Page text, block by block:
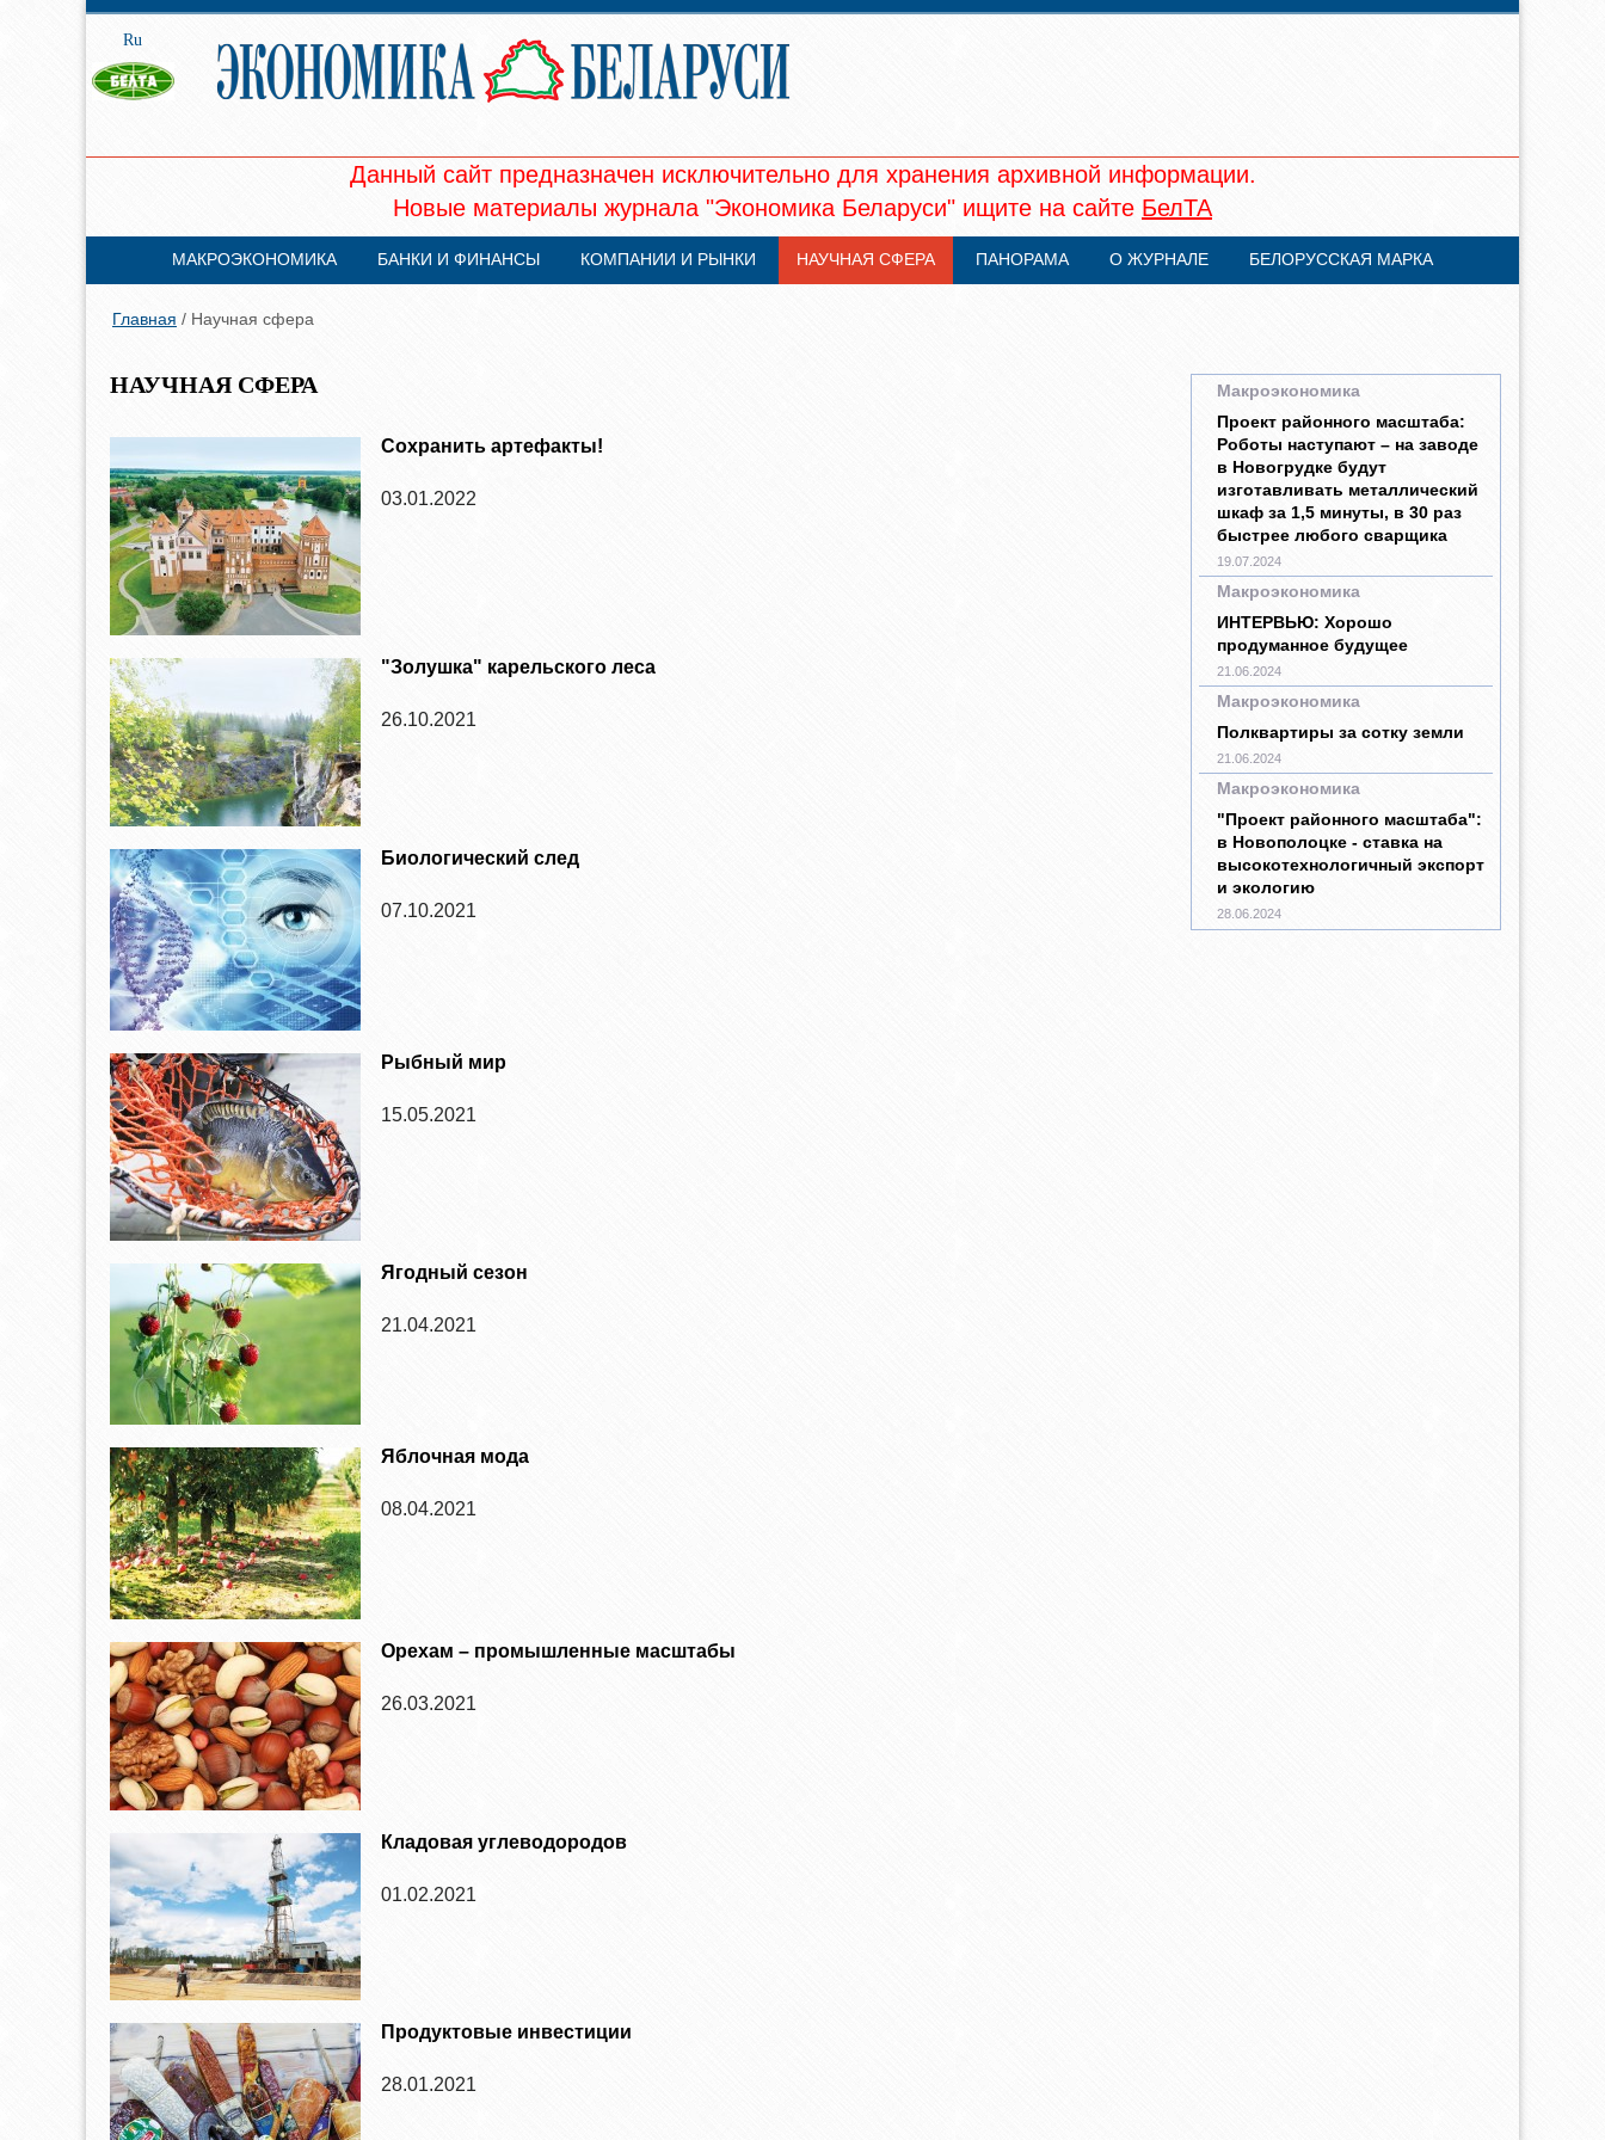
Ru
Данный сайт предназначен исключительно для хранения архивной информации.
Новые материалы журнала "Экономика Беларуси" ищите на сайте БелТА
МАКРОЭКОНОМИКА БАНКИ И ФИНАНСЫ КОМПАНИИ И РЫНКИ НАУЧНАЯ СФЕРА ПАНОРАМА О ЖУРНАЛЕ БЕЛОРУССКАЯ МАРКА
Главная / Научная сфера
НАУЧНАЯ СФЕРА
Сохранить артефакты!
03.01.2022
"Золушка" карельского леса
26.10.2021
Биологический след
07.10.2021
Рыбный мир
15.05.2021
Ягодный сезон
21.04.2021
Яблочная мода
08.04.2021
Орехам – промышленные масштабы
26.03.2021
Кладовая углеводородов
01.02.2021
Продуктовые инвестиции
28.01.2021
Макроэкономика
Проект районного масштаба:
Роботы наступают – на заводе
в Новогрудке будут
изготавливать металлический
шкаф за 1,5 минуты, в 30 раз
быстрее любого сварщика
19.07.2024
Макроэкономика
ИНТЕРВЬЮ: Хорошо
продуманное будущее
21.06.2024
Макроэкономика
Полквартиры за сотку земли
21.06.2024
Макроэкономика
"Проект районного масштаба":
в Новополоцке - ставка на
высокотехнологичный экспорт
и экологию
28.06.2024